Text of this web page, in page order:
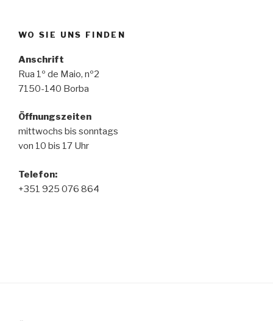
WO SIE UNS FINDEN
Anschrift
Rua 1º de Maio, nº2
7150-140 Borba
Öffnungszeiten
mittwochs bis sonntags
von 10 bis 17 Uhr
Telefon:
+351 925 076 864